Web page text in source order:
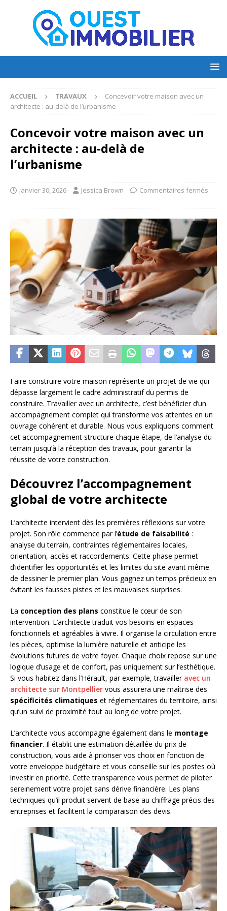
ACCUEIL TRAVAUX
Concevoir votre maison avec un
architecte : au-delà de l’urbanisme
Concevoir votre maison avec un
architecte : au-delà de
l’urbanisme
janvier 30, 2026 Jessica Brown Commentaires fermés
Faire construire votre maison représente un projet de vie qui
dépasse largement le cadre administratif du permis de
construire. Travailler avec un architecte, c’est bénéficier d’un
accompagnement complet qui transforme vos attentes en un
ouvrage cohérent et durable. Nous vous expliquons comment
cet accompagnement structure chaque étape, de l’analyse du
terrain jusqu’à la réception des travaux, pour garantir la
réussite de votre construction.
Découvrez l’accompagnement
global de votre architecte
L’architecte intervient dès les premières réflexions sur votre
projet. Son rôle commence par l’étude de faisabilité :
analyse du terrain, contraintes réglementaires locales,
orientation, accès et raccordements. Cette phase permet
d’identifier les opportunités et les limites du site avant même
de dessiner le premier plan. Vous gagnez un temps précieux en
évitant les fausses pistes et les mauvaises surprises.
La conception des plans constitue le cœur de son
intervention. L’architecte traduit vos besoins en espaces
fonctionnels et agréables à vivre. Il organise la circulation entre
les pièces, optimise la lumière naturelle et anticipe les
évolutions futures de votre foyer. Chaque choix repose sur une
logique d’usage et de confort, pas uniquement sur l’esthétique.
Si vous habitez dans l’Hérault, par exemple, travailler avec un
architecte sur Montpellier vous assurera une maîtrise des
spécificités climatiques et réglementaires du territoire, ainsi
qu’un suivi de proximité tout au long de votre projet.
L’architecte vous accompagne également dans le montage
financier. Il établit une estimation détaillée du prix de
construction, vous aide à prioriser vos choix en fonction de
votre enveloppe budgétaire et vous conseille sur les postes où
investir en priorité. Cette transparence vous permet de piloter
sereinement votre projet sans dérive financière. Les plans
techniques qu’il produit servent de base au chiffrage précis des
entreprises et facilitent la comparaison des devis.